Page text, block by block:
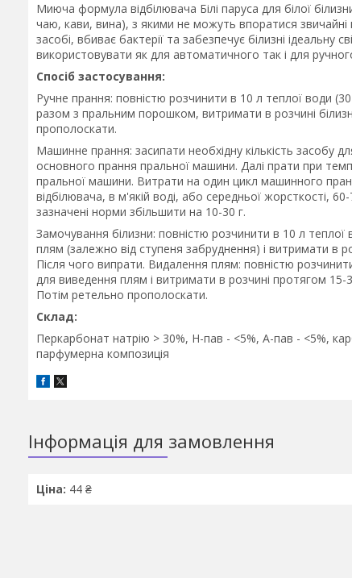
Миюча формула відбілювача Білі паруса для білої
чаю, кави, вина), з якими не можуть впоратися
засобі, вбиває бактерії та забезпечує білизні
використовувати як для автоматичного так і для
Спосіб застосування:
Ручне прання: повністю розчинити в 10 л теплої води
разом з пральним порошком, витримати в розчині
прополоскати.
Машинне прання: засипати необхідну кількість засобу
основного прання пральної машини. Далі прати при
пральної машини. Витрати на один цикл машинного
відбілювача, в м'якій воді, або середньої жорсткості,
зазначені норми збільшити на 10-30 г.
Замочування білизни: повністю розчинити в 10 л теплої
плям (залежно від ступеня забруднення) і витримати в
Після чого випрати. Видалення плям: повністю
для виведення плям і витримати в розчині протягом
Потім ретельно прополоскати.
Склад:
Перкарбонат натрію > 30%, Н-пав - <5%, А-пав - <5%,
парфумерна композиція
Інформація для замовлення
Ціна: 44 ₴